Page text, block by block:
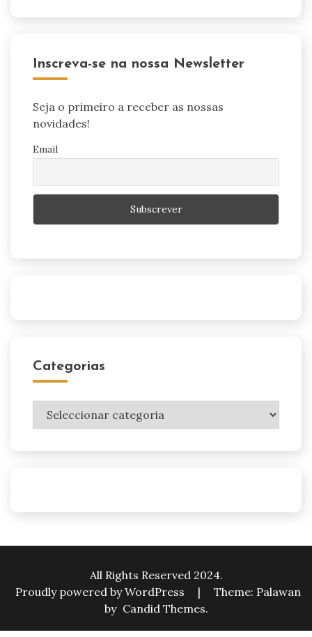
Inscreva-se na nossa Newsletter
Seja o primeiro a receber as nossas
novidades!
Email
Categorias
Categorias
All Rights Reserved 2024.
Proudly powered by WordPress
|
Theme: Palawan
by Candid Themes.